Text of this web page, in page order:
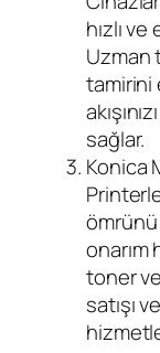
hızlı
Uzman
tamirini
sağlar.
Konica
ömrünü
onarım
toner
satışı